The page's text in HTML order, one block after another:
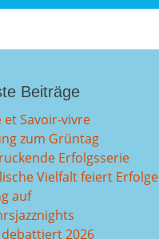
Beiträge
et Savoir-vivre
zum Grüntag
Erfolgsserie
Vielfalt feiert Erfolge
auf
debattiert 2026